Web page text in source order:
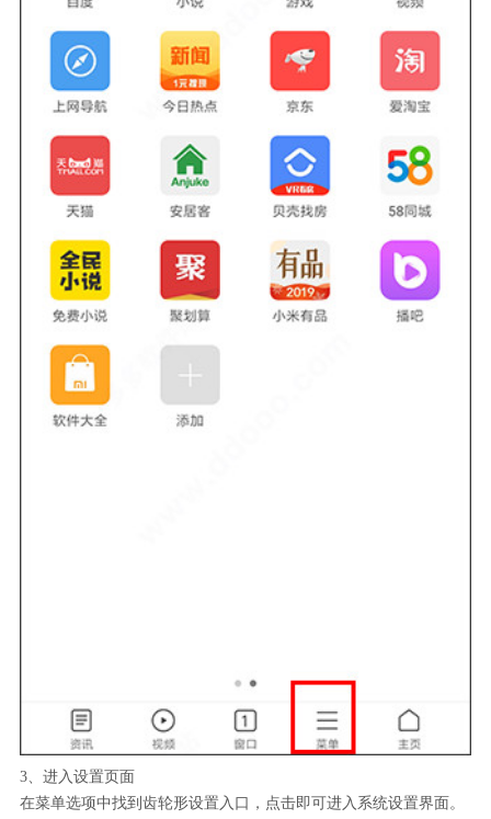
3、进入设置页面
在菜单选项中找到齿轮形设置入口，点击即可进入系统设置界面。